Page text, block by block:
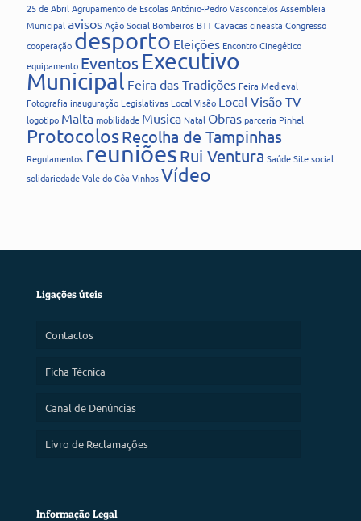
25 de Abril Agrupamento de EscolasAntónio-Pedro VasconcelosAssembleia
Municipal avisosAção Social Bombeiros BTTCavacascineasta Congresso
cooperação desporto Eleições Encontro Cinegético
equipamento Eventos Executivo
Municipal Feira das Tradições Feira Medieval
Fotografia inauguração Legislativas Local Visão Local Visão TV
logotipo Maltamobilidade Musica Natal Obrasparceria Pinhel
ProtocolosRecolha de Tampinhas
Regulamentos reuniões Rui Ventura SaúdeSitesocial
solidariedadeVale do Côa VinhosVídeo
Ligações úteis
Contactos
Ficha Técnica
Canal de Denúncias
Livro de Reclamações
Informação Legal